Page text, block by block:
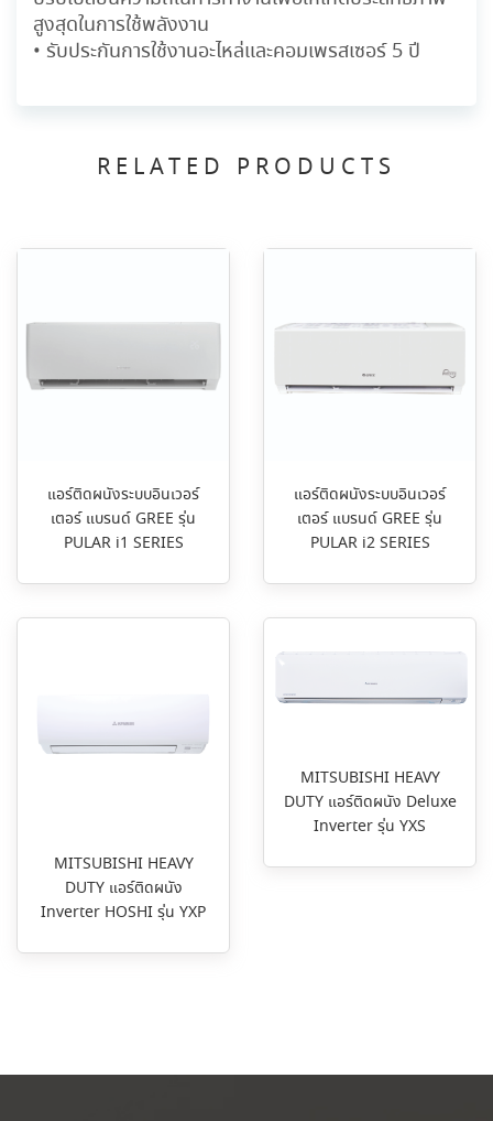
สูงสุดในการใช้พลังงาน
• รับประกันการใช้งานอะไหล่และคอมเพรสเซอร์ 5 ปี
RELATED PRODUCTS
แอร์ติดผนังระบบอินเวอร์
เตอร์ แบรนด์ GREE รุ่น
PULAR i1 SERIES
แอร์ติดผนังระบบอินเวอร์
เตอร์ แบรนด์ GREE รุ่น
PULAR i2 SERIES
MITSUBISHI HEAVY
DUTY แอร์ติดผนัง
Inverter HOSHI รุ่น YXP
MITSUBISHI HEAVY
DUTY แอร์ติดผนัง Deluxe
Inverter รุ่น YXS